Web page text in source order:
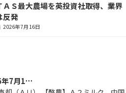
ＡＳ最大農場を英投資社取得、業界
反発
2026年7月16日
今週の農業１行フラッシュニュース！（2026年7月10日）